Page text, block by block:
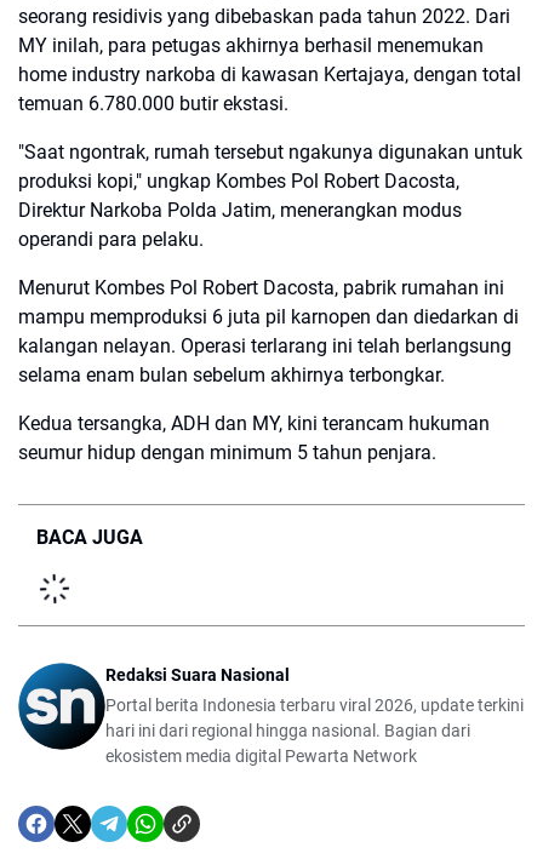
seorang residivis yang dibebaskan pada tahun 2022. Dari
MY inilah, para petugas akhirnya berhasil menemukan
home industry narkoba di kawasan Kertajaya, dengan total
temuan 6.780.000 butir ekstasi.
"Saat ngontrak, rumah tersebut ngakunya digunakan untuk
produksi kopi," ungkap Kombes Pol Robert Dacosta,
Direktur Narkoba Polda Jatim, menerangkan modus
operandi para pelaku.
Menurut Kombes Pol Robert Dacosta, pabrik rumahan ini
mampu memproduksi 6 juta pil karnopen dan diedarkan di
kalangan nelayan. Operasi terlarang ini telah berlangsung
selama enam bulan sebelum akhirnya terbongkar.
Kedua tersangka, ADH dan MY, kini terancam hukuman
seumur hidup dengan minimum 5 tahun penjara.
BACA JUGA
Redaksi Suara Nasional
Portal berita Indonesia terbaru viral 2026, update terkini
hari ini dari regional hingga nasional. Bagian dari
ekosistem media digital Pewarta Network